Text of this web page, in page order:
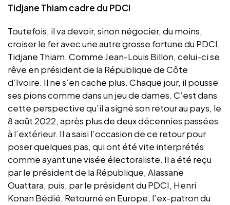
Tidjane Thiam cadre du PDCI
Toutefois, il va devoir, sinon négocier, du moins,
croiser le fer avec une autre grosse fortune du PDCI,
Tidjane Thiam. Comme Jean-Louis Billon, celui-ci se
rêve en président de la République de Côte
d’Ivoire. Il ne s’en cache plus. Chaque jour, il pousse
ses pions comme dans un jeu de dames. C’est dans
cette perspective qu’il a signé son retour au pays, le
8 août 2022, après plus de deux décennies passées
à l’extérieur. Il a saisi l’occasion de ce retour pour
poser quelques pas, qui ont été vite interprétés
comme ayant une visée électoraliste. Il a été reçu
par le président de la République, Alassane
Ouattara, puis, par le président du PDCI, Henri
Konan Bédié. Retourné en Europe, l’ex-patron du